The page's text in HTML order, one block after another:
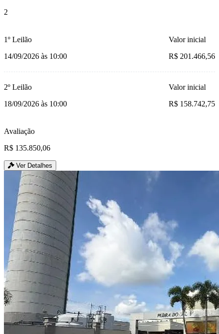
2
1º Leilão
14/09/2026 às 10:00
Valor inicial
R$ 201.466,56
2º Leilão
18/09/2026 às 10:00
Valor inicial
R$ 158.742,75
Avaliação
R$ 135.850,06
Ver Detalhes